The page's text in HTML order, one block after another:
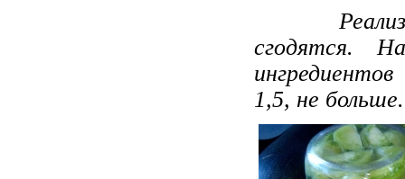
сгодятся.
1,5, не больше.